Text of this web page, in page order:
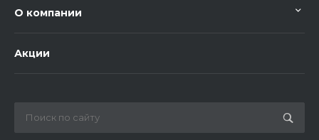
О компании
Акции